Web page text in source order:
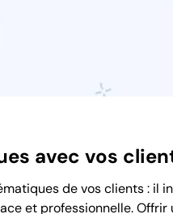
avec vos
de vos clients : il
et professionnelle.